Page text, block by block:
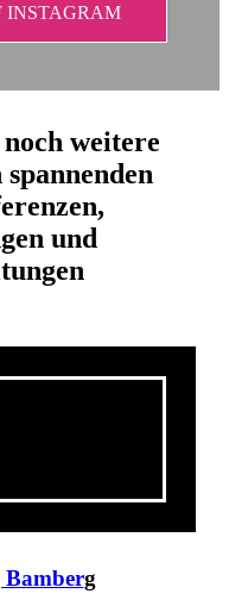
INSTAGRAM
weitere
und
Bamberg